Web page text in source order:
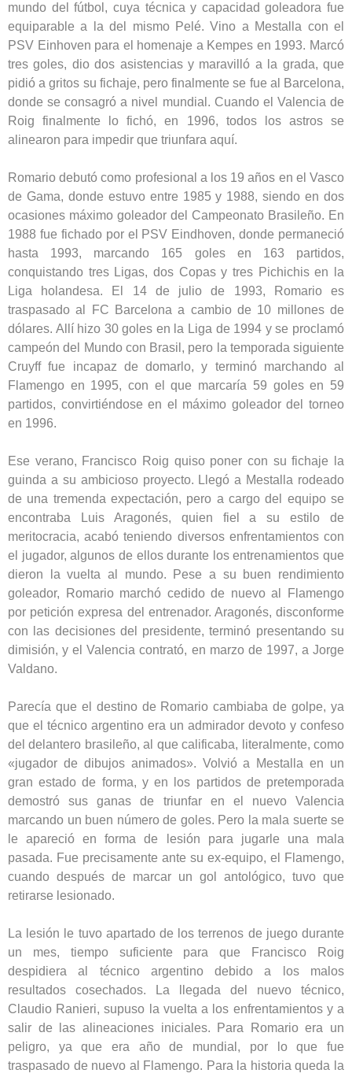
mundo del fútbol, cuya técnica y capacidad goleadora fue
equiparable a la del mismo Pelé. Vino a Mestalla con el
PSV Einhoven para el homenaje a Kempes en 1993. Marcó
tres goles, dio dos asistencias y maravilló a la grada, que
pidió a gritos su fichaje, pero finalmente se fue al Barcelona,
donde se consagró a nivel mundial. Cuando el Valencia de
Roig finalmente lo fichó, en 1996, todos los astros se
alinearon para impedir que triunfara aquí.
Romario debutó como profesional a los 19 años en el Vasco
de Gama, donde estuvo entre 1985 y 1988, siendo en dos
ocasiones máximo goleador del Campeonato Brasileño. En
1988 fue fichado por el PSV Eindhoven, donde permaneció
hasta 1993, marcando 165 goles en 163 partidos,
conquistando tres Ligas, dos Copas y tres Pichichis en la
Liga holandesa. El 14 de julio de 1993, Romario es
traspasado al FC Barcelona a cambio de 10 millones de
dólares. Allí hizo 30 goles en la Liga de 1994 y se proclamó
campeón del Mundo con Brasil, pero la temporada siguiente
Cruyff fue incapaz de domarlo, y terminó marchando al
Flamengo en 1995, con el que marcaría 59 goles en 59
partidos, convirtiéndose en el máximo goleador del torneo
en 1996.
Ese verano, Francisco Roig quiso poner con su fichaje la
guinda a su ambicioso proyecto. Llegó a Mestalla rodeado
de una tremenda expectación, pero a cargo del equipo se
encontraba Luis Aragonés, quien fiel a su estilo de
meritocracia, acabó teniendo diversos enfrentamientos con
el jugador, algunos de ellos durante los entrenamientos que
dieron la vuelta al mundo. Pese a su buen rendimiento
goleador, Romario marchó cedido de nuevo al Flamengo
por petición expresa del entrenador. Aragonés, disconforme
con las decisiones del presidente, terminó presentando su
dimisión, y el Valencia contrató, en marzo de 1997, a Jorge
Valdano.
Parecía que el destino de Romario cambiaba de golpe, ya
que el técnico argentino era un admirador devoto y confeso
del delantero brasileño, al que calificaba, literalmente, como
«jugador de dibujos animados». Volvió a Mestalla en un
gran estado de forma, y en los partidos de pretemporada
demostró sus ganas de triunfar en el nuevo Valencia
marcando un buen número de goles. Pero la mala suerte se
le apareció en forma de lesión para jugarle una mala
pasada. Fue precisamente ante su ex-equipo, el Flamengo,
cuando después de marcar un gol antológico, tuvo que
retirarse lesionado.
La lesión le tuvo apartado de los terrenos de juego durante
un mes, tiempo suficiente para que Francisco Roig
despidiera al técnico argentino debido a los malos
resultados cosechados. La llegada del nuevo técnico,
Claudio Ranieri, supuso la vuelta a los enfrentamientos y a
salir de las alineaciones iniciales. Para Romario era un
peligro, ya que era año de mundial, por lo que fue
traspasado de nuevo al Flamengo. Para la historia queda la